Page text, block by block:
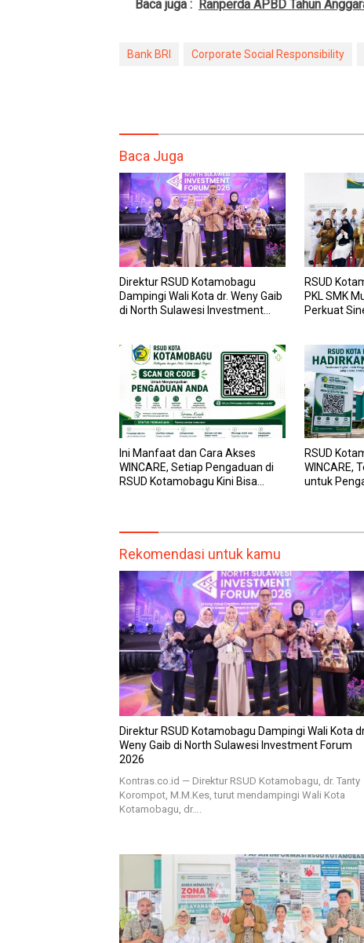
Baca juga : Ranperda APBD Tahun
Bank BRI Corporate Social Responsibility
Baca Juga
Direktur RSUD Kotamobagu
Dampingi Wali Kota dr. Weny Gaib
di North Sulawesi Investment
RSUD
PKL SMK
Perkuat
Ini Manfaat dan Cara Akses
WINCARE, Setiap Pengaduan di
RSUD Kotamobagu Kini Bisa
RSUD
WINCARE,
untuk
Rekomendasi untuk kamu
Direktur RSUD Kotamobagu Dampingi Wali Kota
Weny Gaib di North Sulawesi Investment Forum
2026
Kontras.co.id — Direktur RSUD Kotamobagu, dr. Tanty
Korompot, M.M.Kes, turut mendampingi Wali Kota
Kotamobagu, dr….